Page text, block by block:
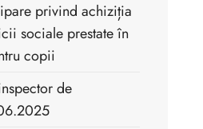
privind achiziția
sociale prestate în
copii
de